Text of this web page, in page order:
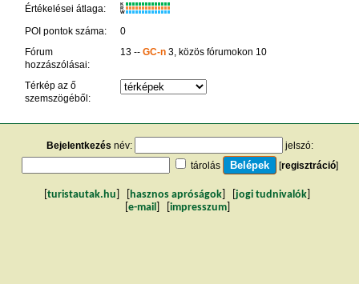
Értékelései átlaga:
K
R
W
POI pontok száma:
0
Fórum
hozzászólásai:
13 -- GC-n3, közös fórumokon 10
Térkép az ő
szemszögéből:
Bejelentkezés név:
jelszó:
tárolás
[regisztráció]
turistautak.hu hasznos apróságok jogi tudnivalók
e-mail impresszum]